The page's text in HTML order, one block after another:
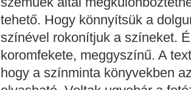
tehető. Hogy könnyítsük a
színével rokonítjuk a színeket.
koromfekete, meggyszínű. A
hogy a színminta könyvekben